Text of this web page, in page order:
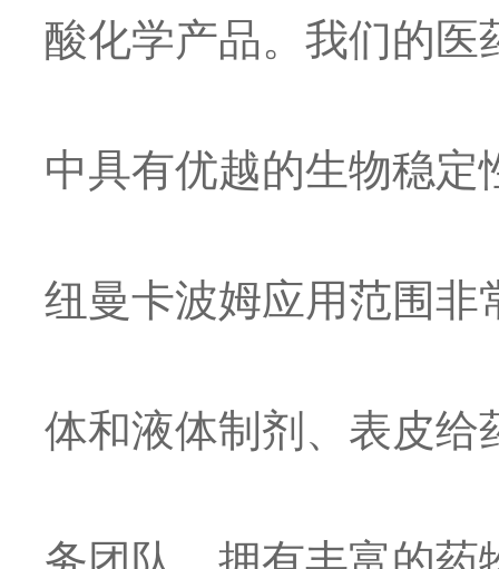
酸化学产品。我们的医
中具有优越的生物稳
纽曼卡波姆应用范围非
体和液体制剂、表皮给